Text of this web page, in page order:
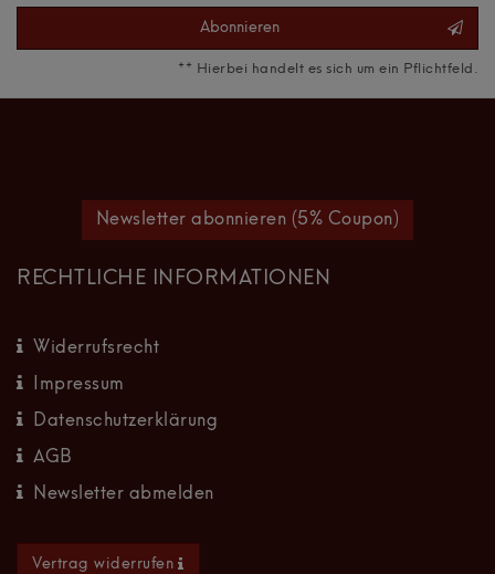
Abonnieren
** Hierbei handelt es sich um ein Pflichtfeld.
Newsletter abonnieren (5% Coupon)
RECHTLICHE INFORMATIONEN
Widerrufsrecht
Impressum
Datenschutzerklärung
AGB
Newsletter abmelden
Vertrag widerrufen